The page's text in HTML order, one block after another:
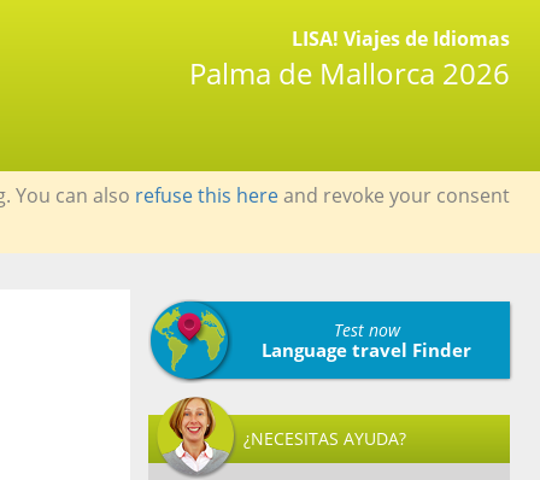
LISA! Viajes de Idiomas
Palma de Mallorca 2026
You can also refuse this hereand revoke your consent
Test now
Language travel Finder
¿NECESITAS AYUDA?